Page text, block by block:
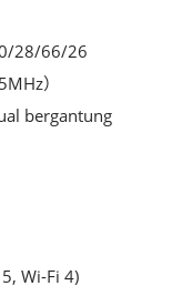
28/66/26
）
bergantung
Wi-Fi 4)